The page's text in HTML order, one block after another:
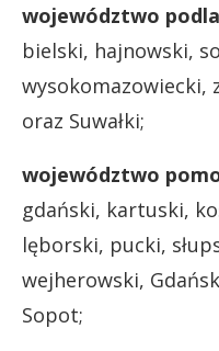
województwo
bielski, hajnowski,
wysokomazowiecki,
oraz Suwałki;
województwo
gdański, kartuski,
lęborski, pucki,
wejherowski,
Sopot;